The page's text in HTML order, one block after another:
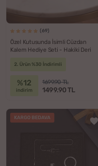
(69)
Özel Kutusunda İsimli Cüzdan
Kalem Hediye Seti - Hakiki Deri
2. Ürün %30 İndirimli
%12
indirim
1699.90 TL
1499.90 TL
KARGO BEDAVA